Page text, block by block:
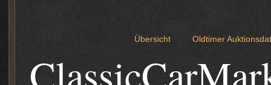
Übersicht Oldtimer